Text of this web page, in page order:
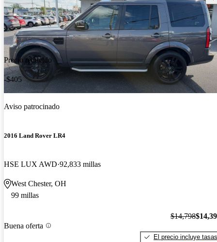
Precio reducido
-$405
Aviso patrocinado
2016 Land Rover LR4
HSE LUX AWD 92,833 millas
West Chester, OH
99 millas
Buena oferta
$14,798
El precio incluye tasas